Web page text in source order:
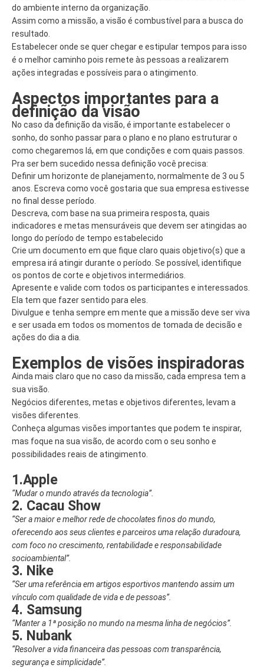
do ambiente interno da organização.
Assim como a missão, a visão é combustível para a busca do
resultado.
Estabelecer onde se quer chegar e estipular tempos para isso
é o melhor caminho pois remete às pessoas a realizarem
ações integradas e possíveis para o atingimento.
Aspectos importantes para a
definição da visão
No caso da definição da visão, é importante estabelecer o
sonho, do sonho passar para o plano e no plano estruturar o
como chegaremos lá, em que condições e com quais passos.
Pra ser bem sucedido nessa definição você precisa:
Definir um horizonte de planejamento, normalmente de 3 ou 5
anos. Escreva como você gostaria que sua empresa estivesse
no final desse período.
Descreva, com base na sua primeira resposta, quais
indicadores e metas mensuráveis que devem ser atingidas ao
longo do período de tempo estabelecido
Crie um documento em que fique claro quais objetivo(s) que a
empresa irá atingir durante o período. Se possível, identifique
os pontos de corte e objetivos intermediários.
Apresente e valide com todos os participantes e interessados.
Ela tem que fazer sentido para eles.
Divulgue e tenha sempre em mente que a missão deve ser viva
e ser usada em todos os momentos de tomada de decisão e
ações do dia a dia.
Exemplos de visões inspiradoras
Ainda mais claro que no caso da missão, cada empresa tem a
sua visão.
Negócios diferentes, metas e objetivos diferentes, levam a
visões diferentes.
Conheça algumas visões importantes que podem te inspirar,
mas foque na sua visão, de acordo com o seu sonho e
possibilidades reais de atingimento.
1.Apple
“Mudar o mundo através da tecnologia”.
2. Cacau Show
“Ser a maior e melhor rede de chocolates finos do mundo,
oferecendo aos seus clientes e parceiros uma relação duradoura,
com foco no crescimento, rentabilidade e responsabilidade
socioambiental”.
3. Nike
“Ser uma referência em artigos esportivos mantendo assim um
vínculo com qualidade de vida e de pessoas”.
4. Samsung
“Manter a 1ª posição no mundo na mesma linha de negócios”.
5. Nubank
“Resolver a vida financeira das pessoas com transparência,
segurança e simplicidade”.